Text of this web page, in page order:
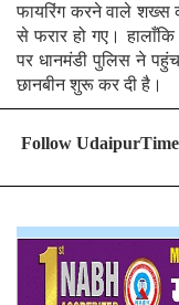
फायरिंग करने वाले शख्स
से फरार हो गए।
पर धानमंडी पुलिस ने
छानबीन शुरू कर दी है।
Follow